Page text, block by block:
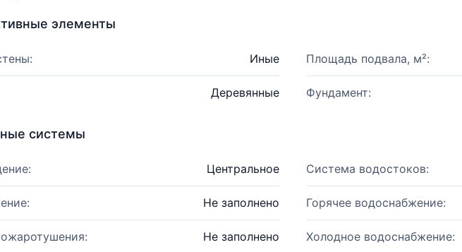
элементы
Иные Площадь подвала, м²:
Деревянные Фундамент:
системы
Центральное Система водостоков:
Не заполнено Горячее водоснабжение:
Не заполнено Холодное водоснабжение: